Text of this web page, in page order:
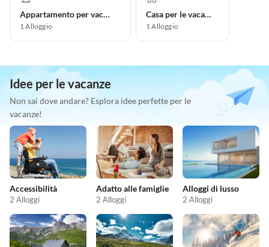
Appartamento per vacanze
1Alloggio
Casa per le vacanze
1Alloggio
Idee per le vacanze
Non sai dove andare? Esplora idee perfette per le
vacanze!
Accessibilità
2 Alloggi
Adatto alle famiglie
2 Alloggi
Alloggi di lusso
2 Alloggi